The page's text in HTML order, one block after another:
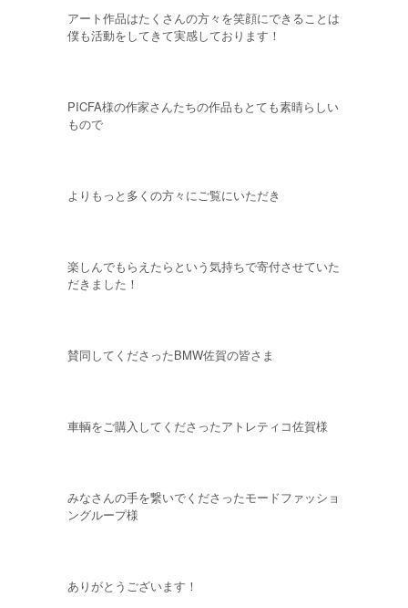
アート作品はたくさんの方々を笑顔にできることは
僕も活動をしてきて実感しております！
PICFA様の作家さんたちの作品もとても素晴らしい
もので
よりもっと多くの方々にご覧にいただき
楽しんでもらえたらという気持ちで寄付させていた
だきました！
賛同してくださったBMW佐賀の皆さま
車輌をご購入してくださったアトレティコ佐賀様
みなさんの手を繋いでくださったモードファッショ
ングループ様
ありがとうございます！